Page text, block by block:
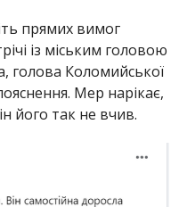
прямих вимог
із міським головою
голова Коломийської
Мер нарікає,
його так не вчив.